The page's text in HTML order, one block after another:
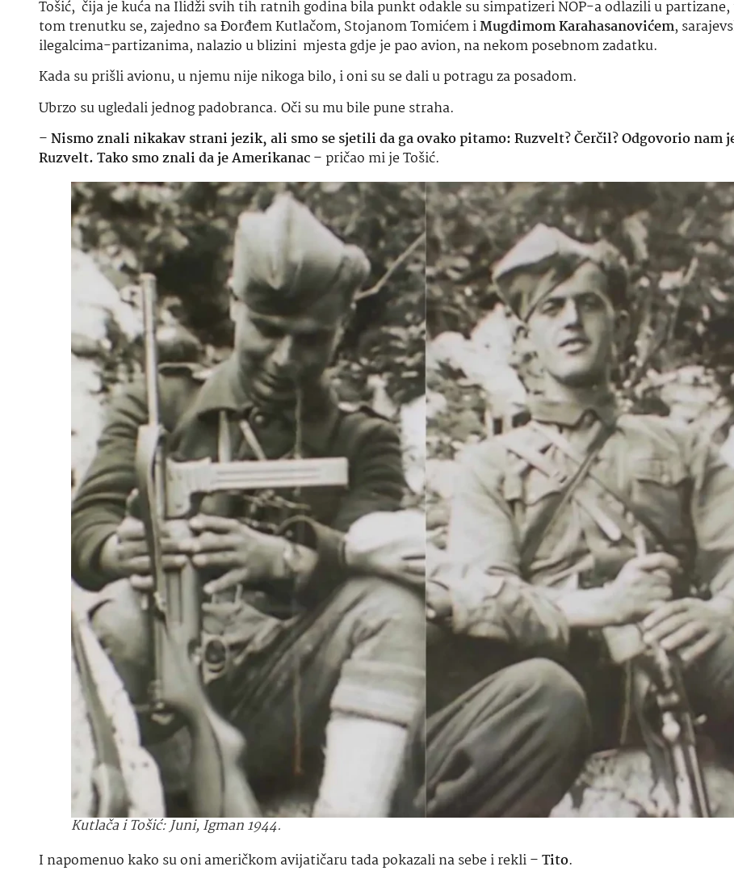
Tošić, čija je kuća na Ilidži svih tih ratnih godina bila punkt odakle su simpatizeri NOP-a odlazili u partizane,
tom trenutku se, zajedno sa Đorđem Kutlačom, Stojanom Tomićem iMugdimom Karahasanovićem,
ilegalcima-partizanima, nalazio u blizini mjesta gdje je pao avion, na nekom posebnom zadatku.
Kada su prišli avionu, u njemu nije nikoga bilo, i oni su se dali u potragu za posadom.
Ubrzo su ugledali jednog padobranca. Oči su mu bile pune straha.
–Nismo znali nikakav strani jezik, ali smo se sjetili da ga ovako pitamo: Ruzvelt? Čerčil? Odgovorio nam
Ruzvelt. Tako smo znali da je Amerikanac– pričao mi je Tošić.
Kutlača i Tošić: Juni, Igman 1944.
I napomenuo kako su oni američkom avijatičaru tada pokazali na sebe i rekli –Tito.